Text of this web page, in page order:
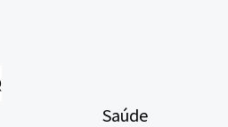
Saúde